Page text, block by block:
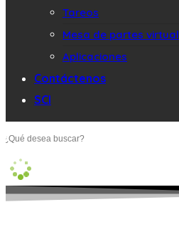
Tareos
Mesa de partes virtual
Aplicaciones
Contáctenos
SCI